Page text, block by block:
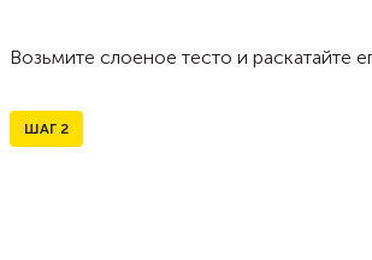
Возьмите слоеное тесто и раскатайте
ШАГ 2